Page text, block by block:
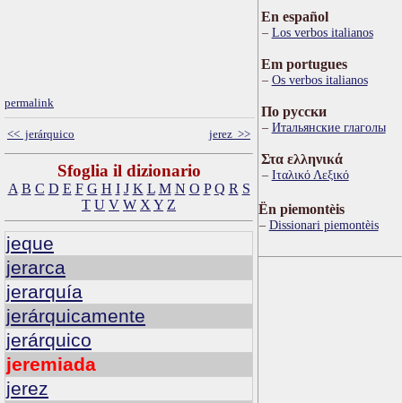
permalink
<< jerárquico jerez >>
Sfoglia il dizionario
A B C D E F G H I J K L M N O P Q R S
T U V W X Y Z
jeque
jerarca
jerarquía
jerárquicamente
jerárquico
jeremiada
jerez
En español
Los verbos italianos
Em portugues
Os verbos italianos
По русски
Итальянские глаголы
Στα ελληνικά
Ιταλικό Λεξικό
Ën piemontèis
Dissionari piemontèis